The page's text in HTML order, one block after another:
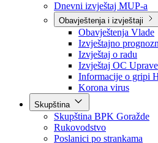
Konkursi i oglasi
Javni pozivi
Javne nabavke
Dnevni izvještaj MUP-a
Obavještenja i izvještaji
Obavještenja Vlade
Izvještajno
Izvještaj o radu
Izvještaj OC Uprave
Informacije o gripi
Korona virus
Skupština